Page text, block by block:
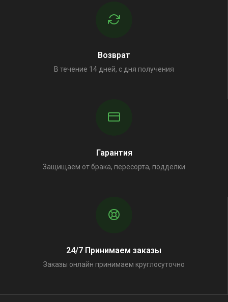
Возврат
В течение 14 дней, с дня получения
Гарантия
Защищаем от брака, пересорта, подделки
24/7 Принимаем заказы
Заказы онлайн принимаем круглосуточно